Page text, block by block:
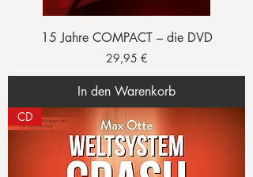
15 Jahre COMPACT – die DVD
Preis
29,95 €
In den Warenkorb
CD